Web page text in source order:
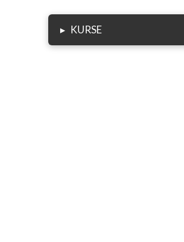
▸ KURSE